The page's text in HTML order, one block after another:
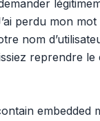
perdu mon
nom
reprendre